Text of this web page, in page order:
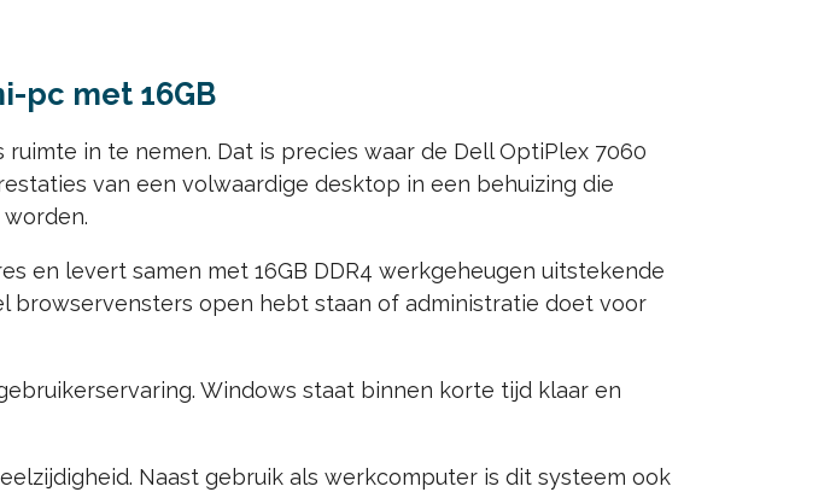
pc met 16GB
in te nemen. Dat is precies waar de Dell OptiPlex 7060
van een volwaardige desktop in een behuizing die
en levert samen met 16GB DDR4 werkgeheugen uitstekende
browservensters open hebt staan of administratie doet voor
Windows staat binnen korte tijd klaar en
Naast gebruik als werkcomputer is dit systeem ook